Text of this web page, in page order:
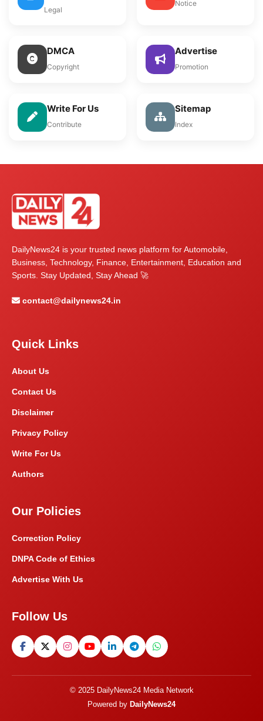
Legal
Notice
DMCA
Copyright
Advertise
Promotion
Write For Us
Contribute
Sitemap
Index
DailyNews24 is your trusted news platform for Automobile,
Business, Technology, Finance, Entertainment, Education and
Sports. Stay Updated, Stay Ahead 🚀
contact@dailynews24.in
Quick Links
About Us
Contact Us
Disclaimer
Privacy Policy
Write For Us
Authors
Our Policies
Correction Policy
DNPA Code of Ethics
Advertise With Us
Follow Us
© 2025 DailyNews24 Media Network
Powered by DailyNews24